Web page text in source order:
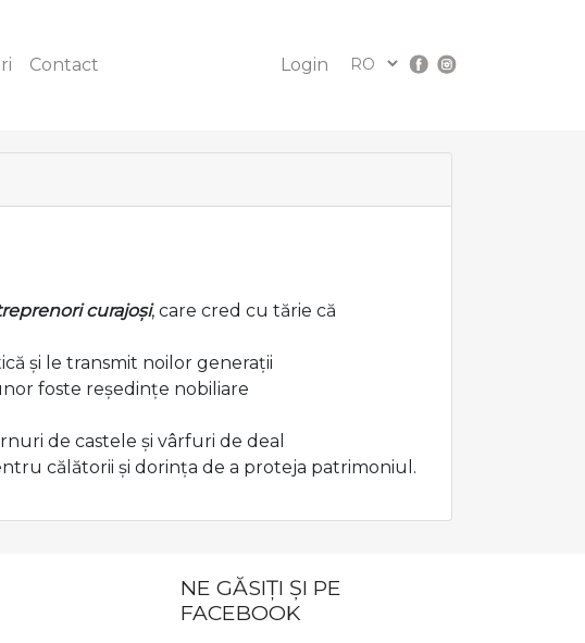
Contact Login
curajoși, care cred cu tărie că
și le transmit noilor generații
foste reședințe nobiliare
de castele și vârfuri de deal
călătorii și dorința de a proteja patrimoniul.
NE GĂSIȚI ȘI PE
FACEBOOK